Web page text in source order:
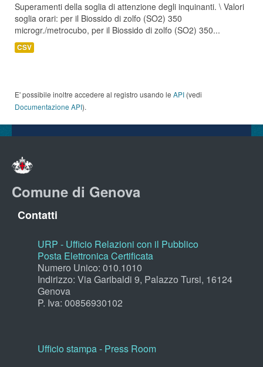
Superamenti della soglia di attenzione degli inquinanti. \ Valori
soglia orari: per il Biossido di zolfo (SO2) 350
microgr./metrocubo, per il Biossido di zolfo (SO2) 350...
CSV
E' possibile inoltre accedere al registro usando le API (vedi
Documentazione API).
Comune di Genova
Contatti
URP - Ufficio Relazioni con il Pubblico
Posta Elettronica Certificata
Numero Unico: 010.1010
Indirizzo: Via Garibaldi 9, Palazzo Tursi, 16124
Genova
P. Iva: 00856930102
Ufficio stampa - Press Room